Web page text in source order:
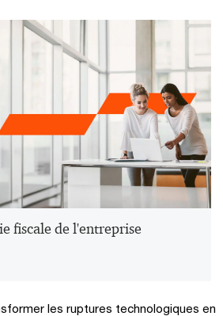
fiscale de l'entreprise
les ruptures technologiques en